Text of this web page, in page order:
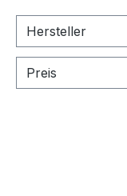
Hersteller
Preis